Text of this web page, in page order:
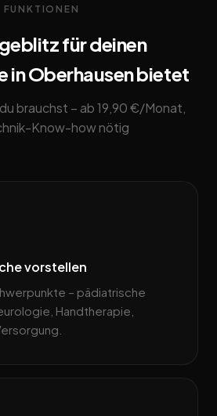
FUNKTIONEN
für deinen
in Oberhausen bietet
brauchst – ab 19,90 €/Monat,
Know-how nötig
vorstellen
– pädiatrische
Handtherapie,